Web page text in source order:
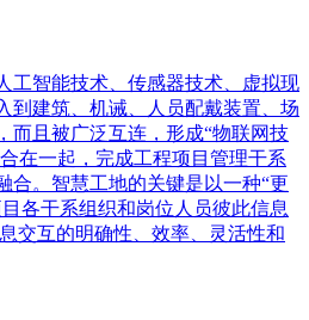
工智能技术、传感器技术、虚拟现
到建筑、机诫、人员配戴装置、场
而且被广泛互连，形成“物联网技
在一起，完成工程项目管理干系
合。智慧工地的关键是以一种“更
各干系组织和岗位人员彼此信息
交互的明确性、效率、灵活性和